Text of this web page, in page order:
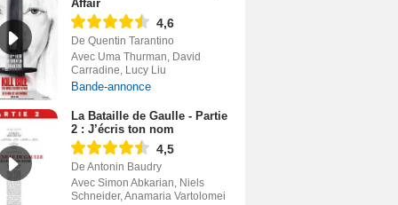
Affair
4,6
De Quentin Tarantino
Avec Uma Thurman, David
Carradine, Lucy Liu
Bande-annonce
La Bataille de Gaulle - Partie
2 : J’écris ton nom
4,5
De Antonin Baudry
Avec Simon Abkarian, Niels
Schneider, Anamaria Vartolomei